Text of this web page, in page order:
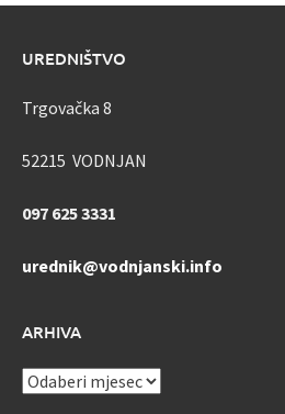
UREDNIŠTVO
Trgovačka 8
52215 VODNJAN
097 625 3331
urednik@vodnjanski.info
ARHIVA
ARHIVA